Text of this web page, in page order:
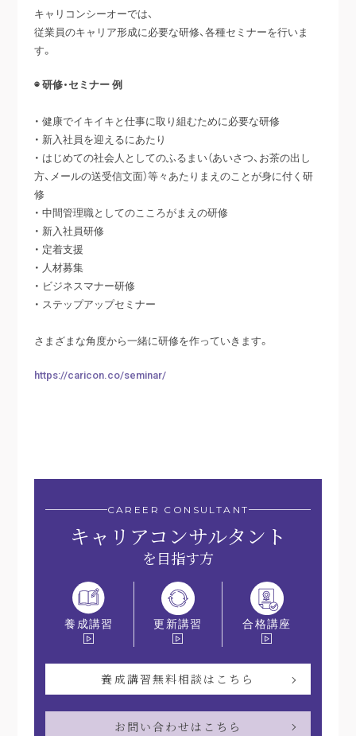
キャリコンシーオーでは、
従業員のキャリア形成に必要な研修、各種セミナーを行いま
す。
◉ 研修・セミナー 例
・ 健康でイキイキと仕事に取り組むために必要な研修
・ 新入社員を迎えるにあたり
・ はじめての社会人としてのふるまい（あいさつ、お茶の出し
方、メールの送受信文面）等々あたりまえのことが身に付く研
修
・ 中間管理職としてのこころがまえの研修
・ 新入社員研修
・ 定着支援
・ 人材募集
・ ビジネスマナー研修
・ ステップアップセミナー
さまざまな角度から一緒に研修を作っていきます。
https://caricon.co/seminar/
CAREER CONSULTANT
キャリアコンサルタント
を目指す方
養成講習 更新講習 合格講座
養成講習無料相談はこちら
お問い合わせはこちら